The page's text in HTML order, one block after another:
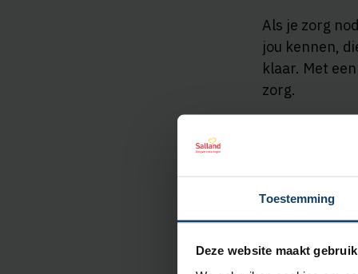
Toestemming
Deze website maakt
Als je zorg
jou kennen,
klaar. Met
zorg.